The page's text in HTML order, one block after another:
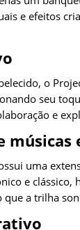
e efeitos
o
seu
e
músicas
uma
e clássico,
que a trilha